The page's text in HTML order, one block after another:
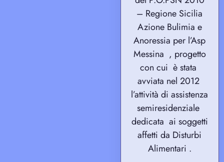
– Regione Sicilia
Azione Bulimia e
Anoressia per l’Asp
Messina , progetto
con cui è stata
avviata nel 2012
l’attività di assistenza
semiresidenziale
dedicata ai soggetti
affetti da Disturbi
Alimentari .